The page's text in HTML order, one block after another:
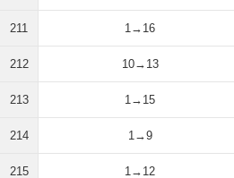
211 1→16
212 10→13
213 1→15
214 1→9
215 1→12